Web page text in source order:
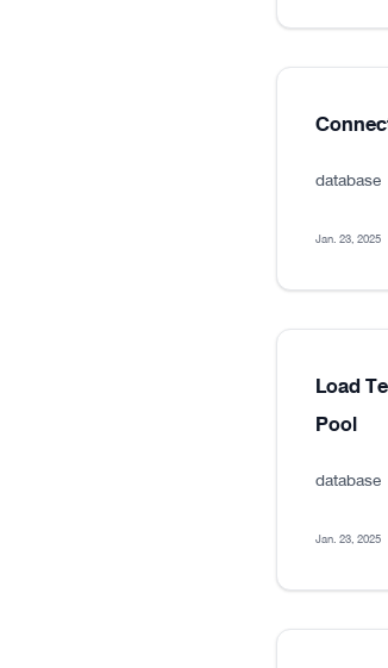
database
Jan. 23, 2025
Load
Pool
database
Jan. 23, 2025